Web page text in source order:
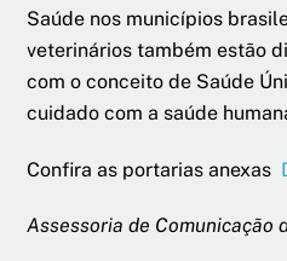
Saúde nos municípios
veterinários também estão
com o conceito de Saúde
cuidado com a saúde
Confira as portarias anexas
Assessoria de Comunicação